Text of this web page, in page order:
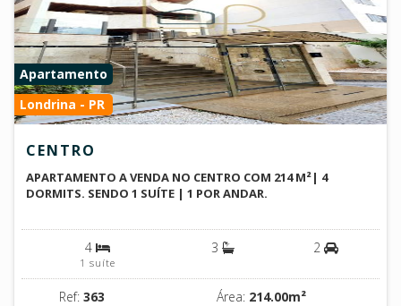
Apartamento
Londrina - PR
CENTRO
APARTAMENTO A VENDA NO CENTRO COM 214 M²| 4
DORMITS. SENDO 1 SUÍTE | 1 POR ANDAR.
4
1 suíte
3 2
Ref: 363 Área: 214.00m²